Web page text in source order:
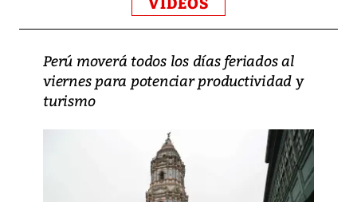
VIDEOS
Perú moverá todos los días feriados al
viernes para potenciar productividad y
turismo